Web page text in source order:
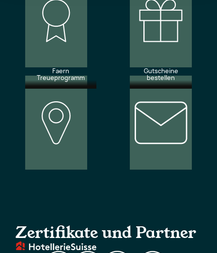
Faern
Treueprogramm
Gutscheine
bestellen
Zertifikate und Partner